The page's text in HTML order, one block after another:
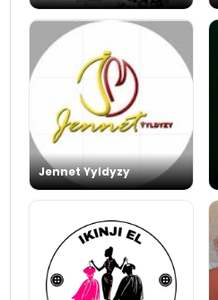
Jennet Yyldyzy